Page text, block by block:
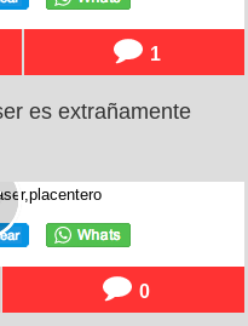
1
es extrañamente
0